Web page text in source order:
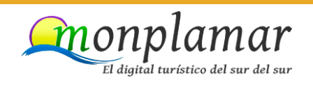
Skip
content